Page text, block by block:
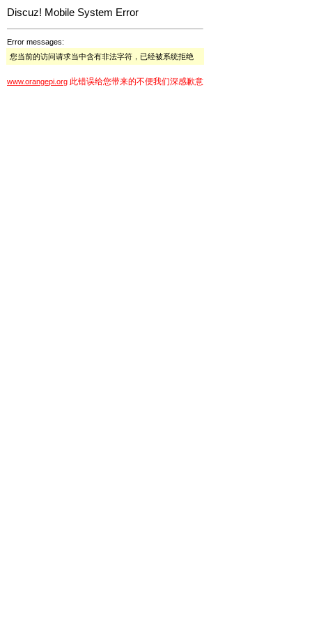
Discuz! Mobile System Error
Error messages:
您当前的访问请求当中含有非法字符，已经被系统拒绝
www.orangepi.org 此错误给您带来的不便我们深感歉意